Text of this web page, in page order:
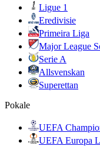
Ligue 1
Eredivisie
Primeira Liga
Major League
Serie A
Allsvenskan
Superettan
Pokale
UEFA
UEFA Europa